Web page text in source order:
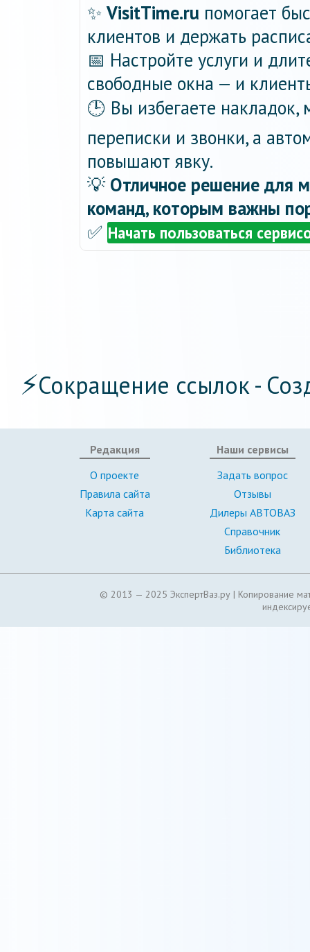
✨ VisitTime.ru помогает
клиентов и держать
📅 Настройте услуги и
свободные окна — и
🕒 Вы избегаете
переписки и звонки, а
повышают явку.
💡 Отличное решение для
команд, которым важны
✅ Начать пользоваться
⚡Сокращение ссылок -
Редакция
О проекте
Правила сайта
Карта сайта
Наши сервисы
Задать вопрос
Отзывы
Дилеры АВТОВАЗ
Справочник
Библиотека
© 2013 — 2025 ЭкспертВаз.ру | Копирование